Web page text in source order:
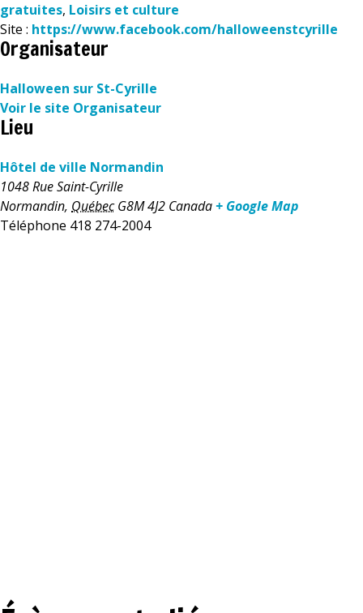
gratuites, Loisirs et culture
Site : https://www.facebook.com/halloweenstcyrille
Organisateur
Halloween sur St-Cyrille
Voir le site Organisateur
Lieu
Hôtel de ville Normandin
1048 Rue Saint-Cyrille
Normandin, Québec G8M 4J2 Canada+ Google Map
Téléphone 418 274-2004